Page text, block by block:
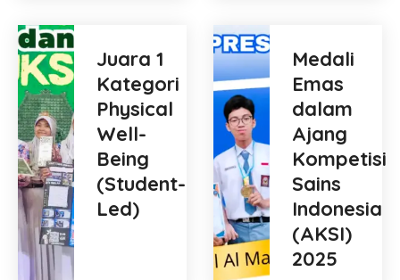
Juara 1
Kategori
Physical
Well-
Being
(Student-
Led)
Medali
Emas
dalam
Ajang
Kompetisi
Sains
Indonesia
(AKSI)
2025